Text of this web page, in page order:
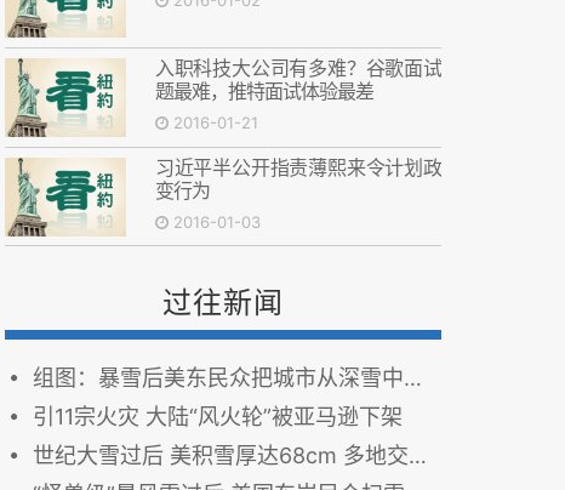
入职科技大公司有多难？谷歌面试
题最难，推特面试体验最差
2016-01-21
习近平半公开指责薄熙来令计划政
变行为
2016-01-03
过往新闻
组图：暴雪后美东民众把城市从深雪中铲出
引11宗火灾 大陆“风火轮”被亚马逊下架
世纪大雪过后 美积雪厚达68cm 多地交通停摆